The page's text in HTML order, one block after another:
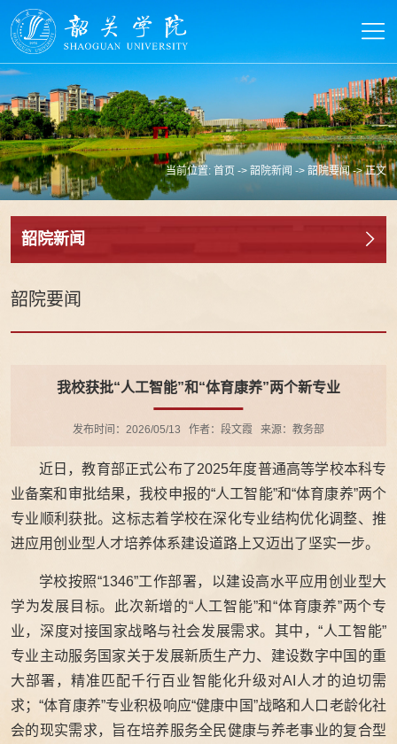
当前位置:首页 ->韶院新闻 ->韶院要闻-> 正文
韶院新闻
韶院要闻
我校获批“人工智能”和“体育康养”两个新专业
发布时间：2026/05/13 作者：段文霞 来源：教务部
近日，教育部正式公布了2025年度普通高等学校本科专
业备案和审批结果，我校申报的“人工智能”和“体育康养”两个
专业顺利获批。这标志着学校在深化专业结构优化调整、推
进应用创业型人才培养体系建设道路上又迈出了坚实一步。
学校按照“1346”工作部署，以建设高水平应用创业型大
学为发展目标。此次新增的“人工智能”和“体育康养”两个专
业，深度对接国家战略与社会发展需求。其中，“人工智能”
专业主动服务国家关于发展新质生产力、建设数字中国的重
大部署，精准匹配千行百业智能化升级对AI人才的迫切需
求；“体育康养”专业积极响应“健康中国”战略和人口老龄化社
会的现实需求，旨在培养服务全民健康与养老事业的复合型